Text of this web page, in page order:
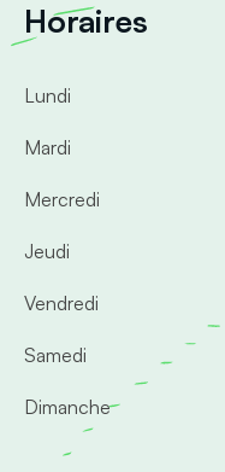
Horaires
Lundi
Mardi
Mercredi
Jeudi
Vendredi
Samedi
Dimanche